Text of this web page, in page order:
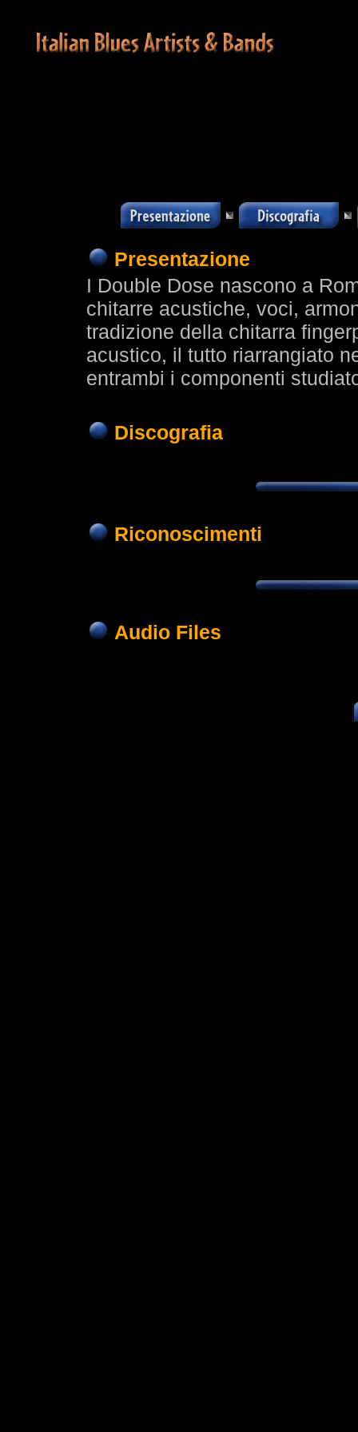
Presentazione
I Double Dose nascono a
chitarre acustiche, voci,
tradizione della chitarra
acustico, il tutto riarrangiato
entrambi i componenti
Discografia
Riconoscimenti
Audio Files